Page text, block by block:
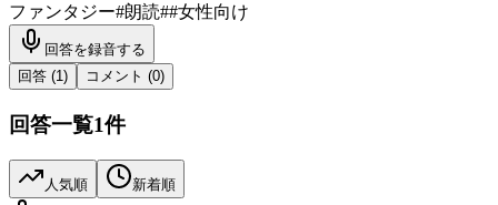
ファンタジー#朗読##女性向け
回答を録音する
回答 (1 ) コメント (0)
回答一覧1件
人気順 新着順